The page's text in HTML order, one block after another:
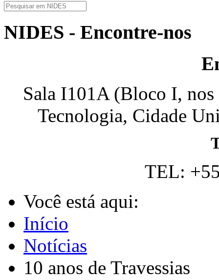
NIDES - Encontre-nos
Sala I101A (Bloco I,
Tecnologia, Cidade
TEL:
Você está aqui:
Início
Notícias
10 anos de Travessias